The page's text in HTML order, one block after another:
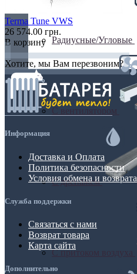
Радиусные/Угловые
С дренажем
С притоком воздуха
Terma Tune VWS
26 574.00 грн.
В корзину
Хотите, мы Вам перезвоним?
Информация
Доставка и Оплата
Политика безопасности
Условия обмена и возврата
Служба поддержки
Связаться с нами
Возврат товара
Карта сайта
Дополнительно